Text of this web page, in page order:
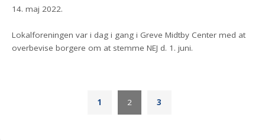
14. maj 2022.
Lokalforeningen var i dag i gang i Greve Midtby Center med at
overbevise borgere om at stemme NEJ d. 1. juni.
1 2 3